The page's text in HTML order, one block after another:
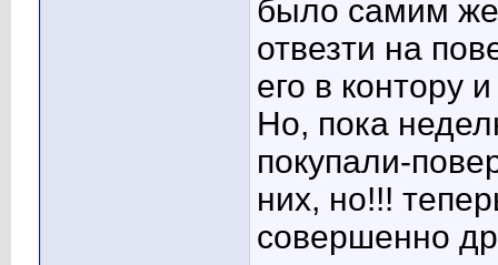
было самим
отвезти на
его в контору
Но, пока
покупали-
них, но!!!
совершенно